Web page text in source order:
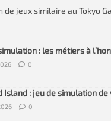
: les métiers à
0
Island : jeu de simulation
0